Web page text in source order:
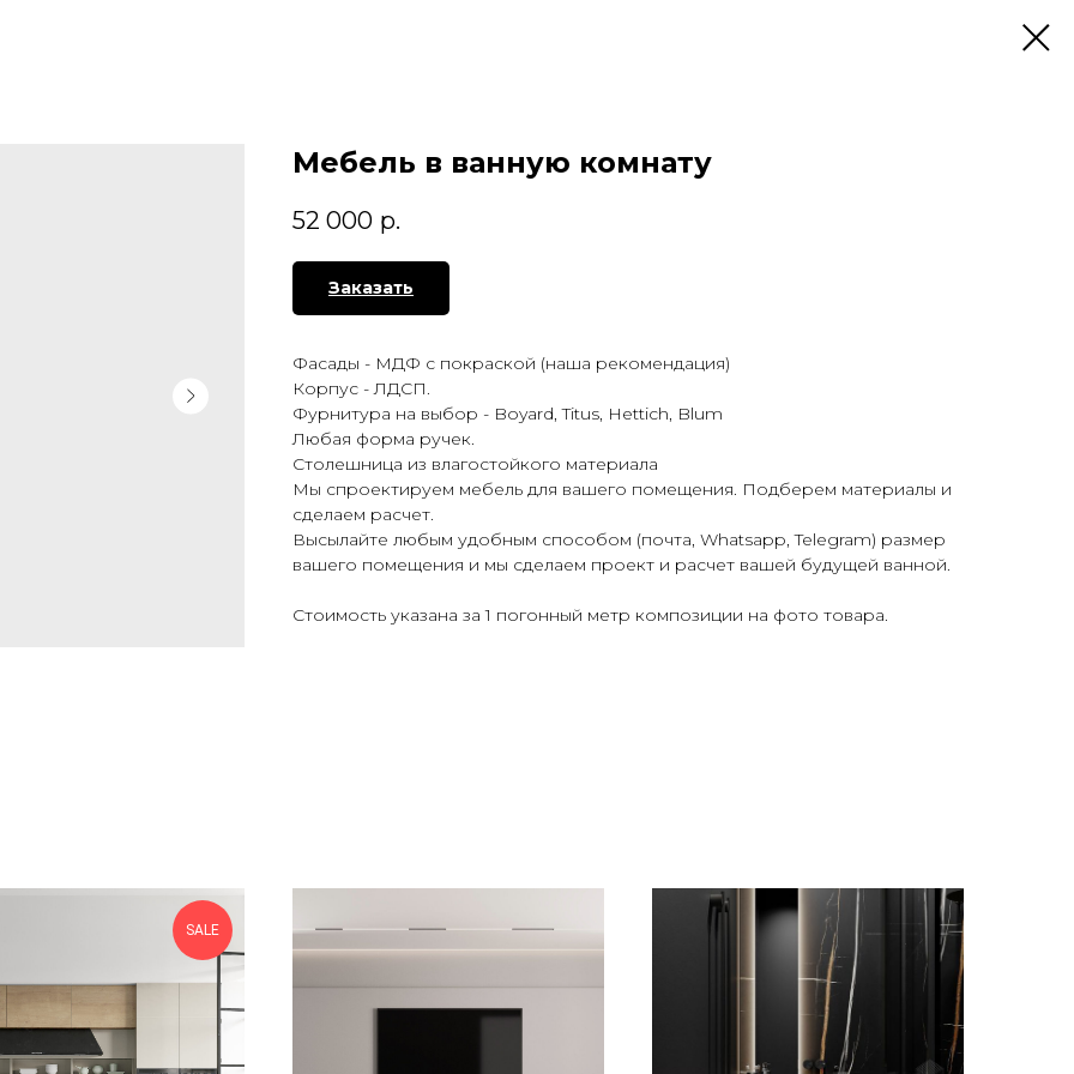
Мебель в ванную комнату
52 000 р.
Заказать
Фасады - МДФ с покраской (наша рекомендация)
Корпус - ЛДСП.
Фурнитура на выбор - Boyard, Titus, Hettich, Blum
Любая форма ручек.
Столешница из влагостойкого материала
Мы спроектируем мебель для вашего помещения. Подберем материалы и
сделаем расчет.
Высылайте любым удобным способом (почта, Whatsapp, Telegram) размер
вашего помещения и мы сделаем проект и расчет вашей будущей ванной.
Стоимость указана за 1 погонный метр композиции на фото товара.
SALE